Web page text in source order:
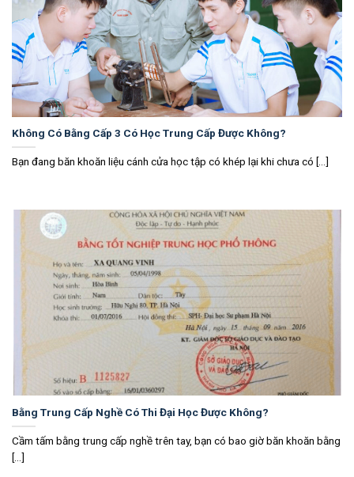
Không Có Bằng Cấp 3 Có Học Trung Cấp Được Không?
Bạn đang băn khoăn liệu cánh cửa học tập có khép lại khi chưa có [...]
Bằng Trung Cấp Nghề Có Thi Đại Học Được Không?
Cầm tấm bằng trung cấp nghề trên tay, bạn có bao giờ băn khoăn bằng
[...]